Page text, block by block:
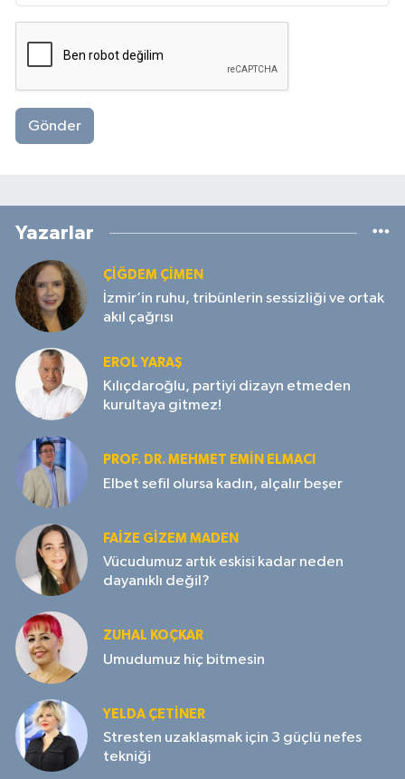
Gönder
Yazarlar
ÇIĞDEM ÇIMEN
İzmir’in ruhu, tribünlerin sessizliği ve ortak
akıl çağrısı
EROL YARAŞ
Kılıçdaroğlu, partiyi dizayn etmeden
kurultaya gitmez!
PROF. DR. MEHMET EMIN ELMACI
Elbet sefil olursa kadın, alçalır beşer
FAIZE GIZEM MADEN
Vücudumuz artık eskisi kadar neden
dayanıklı değil?
ZUHAL KOÇKAR
Umudumuz hiç bitmesin
YELDA ÇETİNER
Stresten uzaklaşmak için 3 güçlü nefes
tekniği